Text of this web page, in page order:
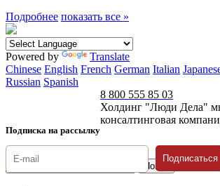
Подробнее показать все »
Powered by
Translate
Chinese English French German Italian
Russian Spanish
Подписка на рассылку
8 800 555 85 03
Холдинг "Люди Дела"
консалтинговая
Подписаться